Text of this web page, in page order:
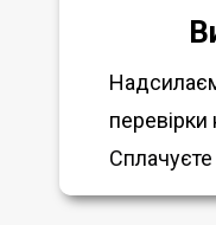
перевірки